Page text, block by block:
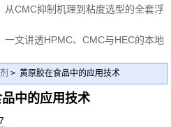
从CMC抑制机理到粘度选型的全套浮
一文讲透HPMC、CMC与HEC的本地
> 黄原胶在食品中的应用技术
中的应用技术